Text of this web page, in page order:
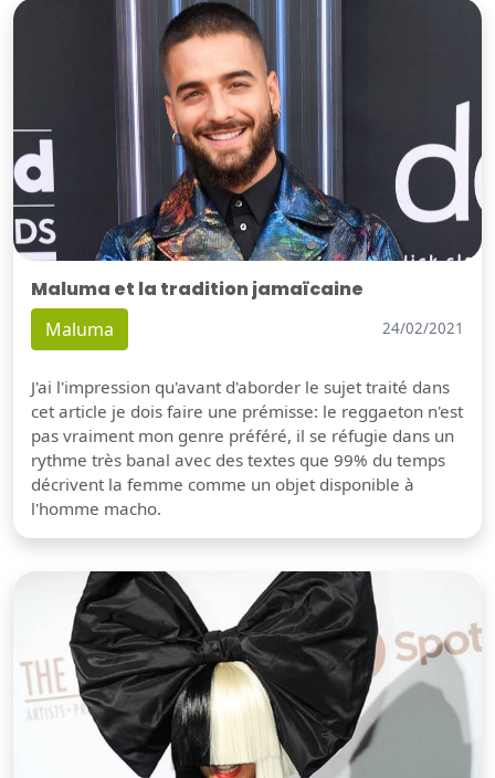
Maluma et la tradition jamaïcaine
Maluma 24/02/2021
J'ai l'impression qu'avant d'aborder le sujet traité dans
cet article je dois faire une prémisse: le reggaeton n'est
pas vraiment mon genre préféré, il se réfugie dans un
rythme très banal avec des textes que 99% du temps
décrivent la femme comme un objet disponible à
l'homme macho.